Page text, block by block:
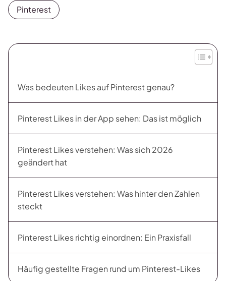
Pinterest
Was bedeuten Likes auf Pinterest genau?
Pinterest Likes in der App sehen: Das ist möglich
Pinterest Likes verstehen: Was sich 2026
geändert hat
Pinterest Likes verstehen: Was hinter den Zahlen
steckt
Pinterest Likes richtig einordnen: Ein Praxisfall
Häufig gestellte Fragen rund um Pinterest-Likes